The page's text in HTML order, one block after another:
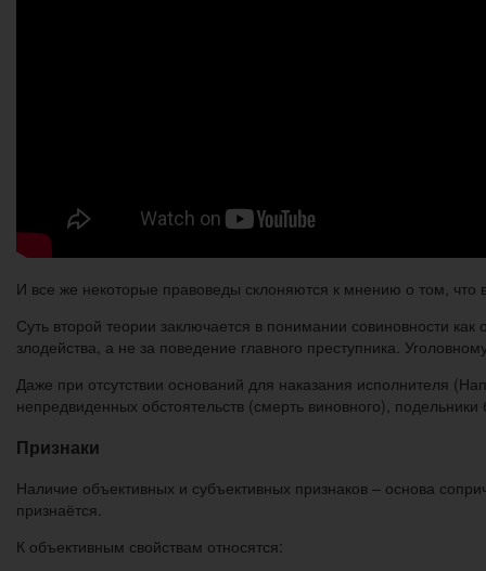
И все же некоторые правоведы склоняются к мнению о том, что
Суть второй теории заключается в понимании совиновности
злодейства, а не за поведение главного преступника.
Даже при отсутствии оснований для наказания исполнителя
непредвиденных обстоятельств (смерть виновного),
Признаки
Наличие объективных и субъективных признаков – основа
признаётся.
К объективным свойствам относятся: